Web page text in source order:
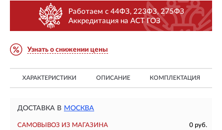
Работаем с 44ФЗ, 223ФЗ, 275ФЗ
Аккредитация на АСТ ГОЗ
Узнать о снижении цены
ХАРАКТЕРИСТИКИ ОПИСАНИЕ КОМПЛЕКТАЦИЯ
ДОСТАВКА В МОСКВА
САМОВЫВОЗ ИЗ МАГАЗИНА
0 руб.